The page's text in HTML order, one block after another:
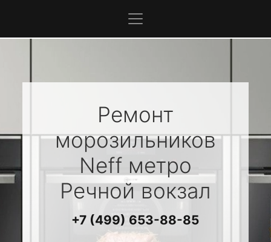
Ремонт
морозильников
Neffметро
Речной вокзал
+7 (499) 653-88-85